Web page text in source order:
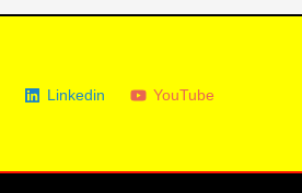
Linkedin YouTube